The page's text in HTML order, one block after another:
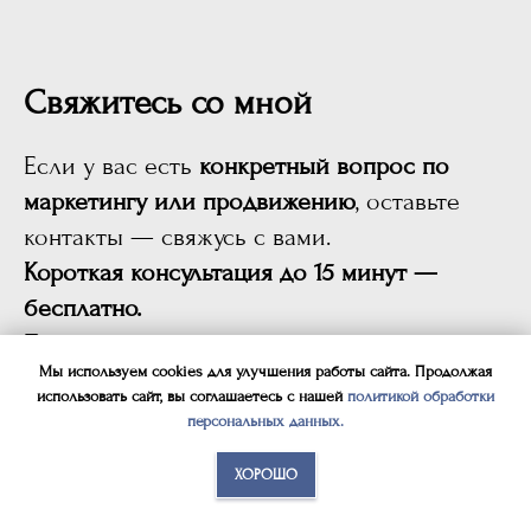
Свяжитесь со мной
Если у вас есть конкретный вопрос по
маркетингу или продвижению, оставьте
контакты — свяжусь с вами.
Короткая консультация до 15 минут —
бесплатно.
Подробные консультации и разбор проекта
—платные.
+7 (921) 346-39-43
info@achba-ilya.com
Мы используем cookies для улучшения работы сайта. Продолжая
использовать сайт, вы соглашаетесь с нашей политикой обработки
персональных данных.
ХОРОШО